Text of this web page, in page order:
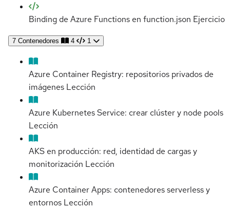
Binding de Azure Functions en function.json Ejercicio
7 Contenedores 4 1
Azure Container Registry: repositorios privados de
imágenes Lección
Azure Kubernetes Service: crear clúster y node pools
Lección
AKS en producción: red, identidad de cargas y
monitorización Lección
Azure Container Apps: contenedores serverless y
entornos Lección